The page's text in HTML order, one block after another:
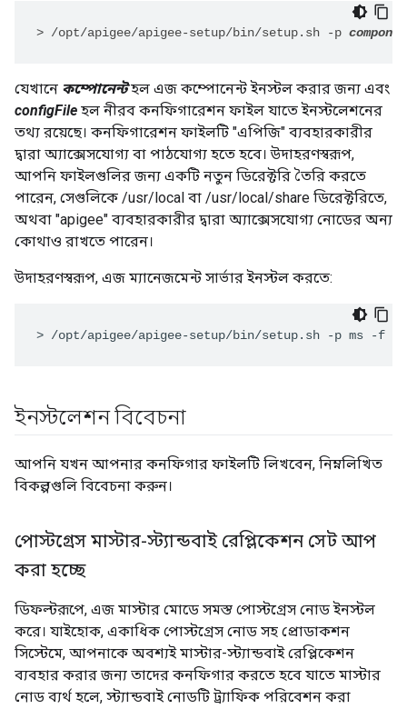
> /opt/apigee/apigee-setup/bin/setup.sh -p
যেখানে কম্পোনেন্টহল এজ কম্পোনেন্ট ইনস্টল করার জন্য এবং
configFile হল নীরব কনফিগারেশন ফাইল যাতে ইনস্টলেশনের
তথ্য রয়েছে। কনফিগারেশন ফাইলটি "এপিজি" ব্যবহারকারীর
দ্বারা অ্যাক্সেসযোগ্য বা পাঠযোগ্য হতে হবে। উদাহরণস্বরূপ,
আপনি ফাইলগুলির জন্য একটি নতুন ডিরেক্টরি তৈরি করতে
পারেন, সেগুলিকে /usr/local বা /usr/local/share ডিরেক্টরিতে,
অথবা "apigee" ব্যবহারকারীর দ্বারা অ্যাক্সেসযোগ্য নোডের অন্য
কোথাও রাখতে পারেন।
উদাহরণস্বরূপ, এজ ম্যানেজমেন্ট সার্ভার ইনস্টল করতে:
> /opt/apigee/apigee-setup/bin/setup.sh -p ms -f /
ইনস্টলেশন বিবেচনা
আপনি যখন আপনার কনফিগার ফাইলটি লিখবেন, নিম্নলিখিত
বিকল্পগুলি বিবেচনা করুন।
পোস্টগ্রেস মাস্টার-স্ট্যান্ডবাই রেপ্লিকেশন সেট আপ
করা হচ্ছে
ডিফল্টরূপে, এজ মাস্টার মোডে সমস্ত পোস্টগ্রেস নোড ইনস্টল
করে। যাইহোক, একাধিক পোস্টগ্রেস নোড সহ প্রোডাকশন
সিস্টেমে, আপনাকে অবশ্যই মাস্টার-স্ট্যান্ডবাই রেপ্লিকেশন
ব্যবহার করার জন্য তাদের কনফিগার করতে হবে যাতে মাস্টার
নোড ব্যর্থ হলে, স্ট্যান্ডবাই নোডটি ট্র্যাফিক পরিবেশন করা